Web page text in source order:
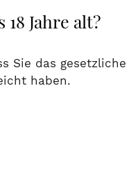
Jahre alt?
Sie das gesetzliche
haben.
verbreitet,
Ähnlichkeit